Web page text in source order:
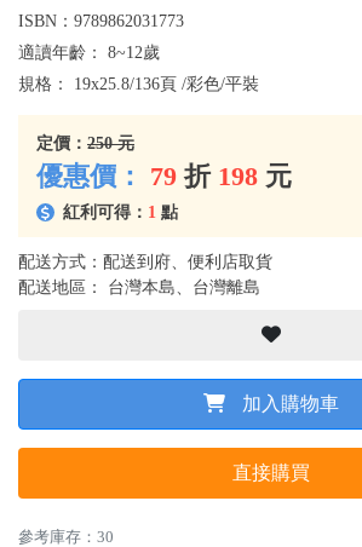
ISBN： 9789862031773
適讀年齡： 8~12歲
規格： 19x25.8/136頁 /彩色/平裝
定價： 250 元
優惠價： 79 折 198 元
紅利可得： 1 點
配送方式：配送到府、便利店取貨
配送地區： 台灣本島、台灣離島
加入購物車
直接購買
參考庫存：30